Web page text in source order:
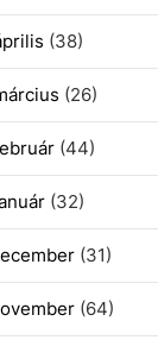
(38)
(26)
(44)
(32)
(31)
(64)